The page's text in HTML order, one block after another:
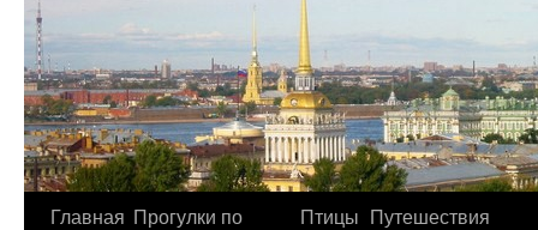
Перейти
Главная Прогулки по
Птицы Путешествия